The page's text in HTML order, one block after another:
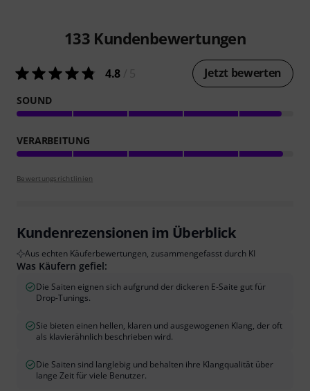
133 Kundenbewertungen
4.8 Jetzt bewerten
SOUND
VERARBEITUNG
Bewertungsrichtlinien
Kundenrezensionen im Überblick
Aus echten Käuferbewertungen, zusammengefasst durch KI
Was Käufern gefiel:
Die Saiten eignen sich aufgrund der dickeren E-Saite gut für
Drop-Tunings.
Sie bieten einen hellen, klaren und ausgewogenen Klang, der oft
als klavierähnlich beschrieben wird.
Die Saiten sind langlebig und behalten ihre Klangqualität über
lange Zeit für viele Benutzer.